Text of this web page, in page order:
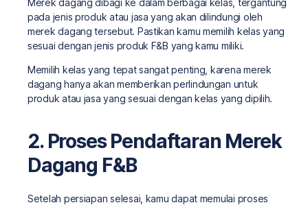
pada jenis produk atau jasa yang akan dilindungi oleh
merek dagang tersebut. Pastikan kamu memilih kelas yang
sesuai dengan jenis produk F&B yang kamu miliki.
Memilih kelas yang tepat sangat penting, karena merek
dagang hanya akan memberikan perlindungan untuk
produk atau jasa yang sesuai dengan kelas yang dipilih.
2. Proses Pendaftaran Merek
Dagang F&B
Setelah persiapan selesai, kamu dapat memulai proses